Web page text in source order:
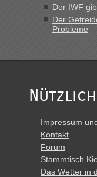
Der IWF
Der
Probleme
Impressum
Kontakt
Forum
Stammtisch
Das Wetter in